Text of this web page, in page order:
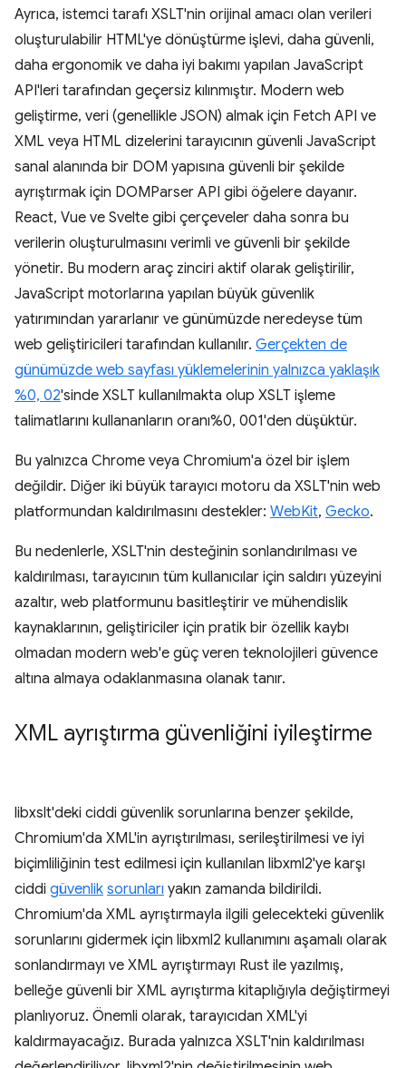
Ayrıca, istemci tarafı XSLT'nin orijinal amacı olan verileri
oluşturulabilir HTML'ye dönüştürme işlevi, daha güvenli,
daha ergonomik ve daha iyi bakımı yapılan JavaScript
API'leri tarafından geçersiz kılınmıştır. Modern web
geliştirme, veri (genellikle JSON) almak için Fetch API ve
XML veya HTML dizelerini tarayıcının güvenli JavaScript
sanal alanında bir DOM yapısına güvenli bir şekilde
ayrıştırmak için DOMParser API gibi öğelere dayanır.
React, Vue ve Svelte gibi çerçeveler daha sonra bu
verilerin oluşturulmasını verimli ve güvenli bir şekilde
yönetir. Bu modern araç zinciri aktif olarak geliştirilir,
JavaScript motorlarına yapılan büyük güvenlik
yatırımından yararlanır ve günümüzde neredeyse tüm
web geliştiricileri tarafından kullanılır. Gerçekten de
günümüzde web sayfası yüklemelerinin yalnızca yaklaşık
%0, 02'sinde XSLT kullanılmakta olup XSLT işleme
talimatlarını kullananların oranı%0, 001'den düşüktür.
Bu yalnızca Chrome veya Chromium'a özel bir işlem
değildir. Diğer iki büyük tarayıcı motoru da XSLT'nin web
platformundan kaldırılmasını destekler: WebKit, Gecko.
Bu nedenlerle, XSLT'nin desteğinin sonlandırılması ve
kaldırılması, tarayıcının tüm kullanıcılar için saldırı yüzeyini
azaltır, web platformunu basitleştirir ve mühendislik
kaynaklarının, geliştiriciler için pratik bir özellik kaybı
olmadan modern web'e güç veren teknolojileri güvence
altına almaya odaklanmasına olanak tanır.
XML ayrıştırma güvenliğini iyileştirme
libxslt'deki ciddi güvenlik sorunlarına benzer şekilde,
Chromium'da XML'in ayrıştırılması, serileştirilmesi ve iyi
biçimliliğinin test edilmesi için kullanılan libxml2'ye karşı
ciddi güvenlik sorunları yakın zamanda bildirildi.
Chromium'da XML ayrıştırmayla ilgili gelecekteki güvenlik
sorunlarını gidermek için libxml2 kullanımını aşamalı olarak
sonlandırmayı ve XML ayrıştırmayı Rust ile yazılmış,
belleğe güvenli bir XML ayrıştırma kitaplığıyla değiştirmeyi
planlıyoruz. Önemli olarak, tarayıcıdan XML'yi
kaldırmayacağız. Burada yalnızca XSLT'nin kaldırılması